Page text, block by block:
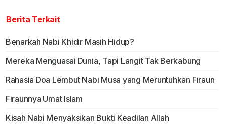
Berita Terkait
Benarkah Nabi Khidir Masih Hidup?
Mereka Menguasai Dunia, Tapi Langit Tak Berkabung
Rahasia Doa Lembut Nabi Musa yang Meruntuhkan Firaun
Firaunnya Umat Islam
Kisah Nabi Menyaksikan Bukti Keadilan Allah